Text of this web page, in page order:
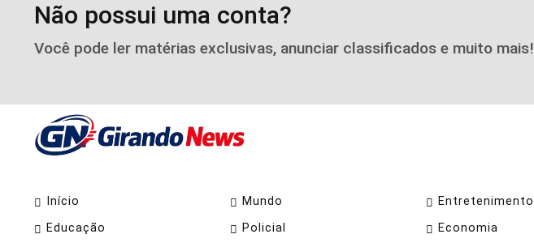
Não possui uma conta?
Você pode ler matérias exclusivas, anunciar classificados e muito mais!
Início Mundo Entretenimento
Educação
Policial Economia